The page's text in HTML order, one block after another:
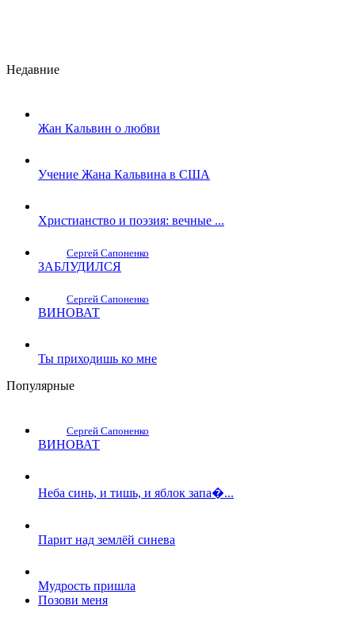
Недавние
Жан Кальвин о любви
Учение Жана Кальвина в США
Христианство и поэзия: вечные ...
Сергей Сапоненко
ЗАБЛУДИЛСЯ
Сергей Сапоненко
ВИНОВАТ
Ты приходишь ко мне
Популярные
Сергей Сапоненко
ВИНОВАТ
Неба синь, и тишь, и яблок запа�...
Парит над землёй синева
Мудрость пришла
Позови меня